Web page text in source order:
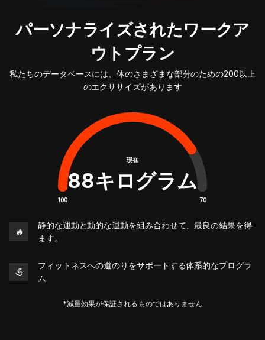
パーソナライズされたワークア
ウトプラン
私たちのデータベースには、体のさまざまな部分のための200以上
のエクササイズがあります
現在
88キログラム
100 70
🔥
静的な運動と動的な運動を組み合わせて、最良の結果を得
ます。
💪
フィットネスへの道のりをサポートする体系的なプログラ
ム
*減量効果が保証されるものではありません